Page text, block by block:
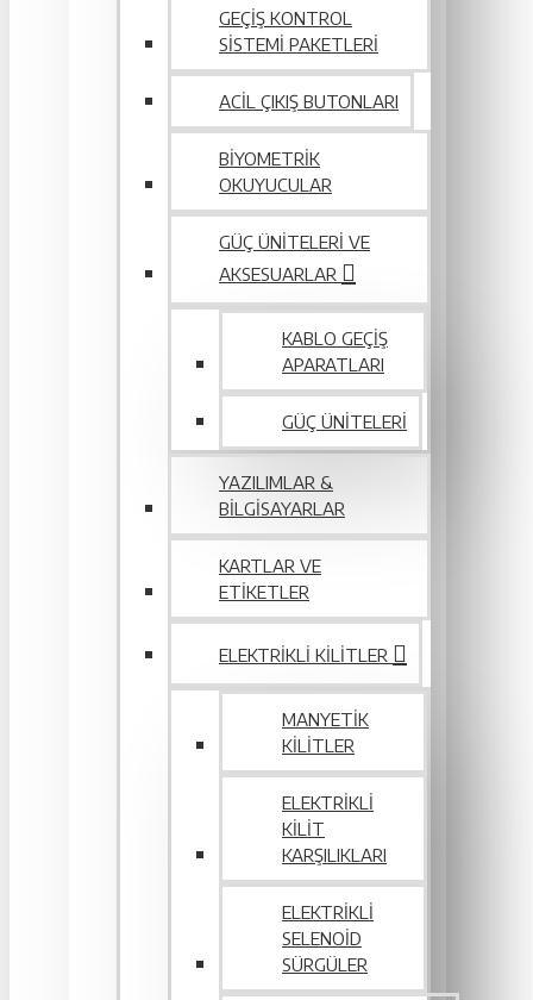
GEÇIŞ KONTROL
SISTEMI PAKETLERI
ACIL ÇIKIŞ BUTONLARI
BIYOMETRIK
OKUYUCULAR
GÜÇ ÜNITELERI VE
AKSESUARLAR
KABLO GEÇIŞ
APARATLARI
GÜÇ ÜNITELERI
YAZILIMLAR &
BILGISAYARLAR
KARTLAR VE
ETIKETLER
ELEKTRIKLI KILITLER
MANYETIK
KILITLER
ELEKTRIKLI
KILIT
KARŞILIKLARI
ELEKTRIKLI
SELENOID
SÜRGÜLER